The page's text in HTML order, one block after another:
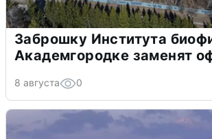
Заброшку Института
Академгородке заменят
8 августа 0